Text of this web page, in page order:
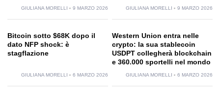
GIULIANA MORELLI 9 MARZO 2026 GIULIANA MORELLI 9 MARZO 2026
Bitcoin sotto $68K dopo il
dato NFP shock: è
stagflazione
GIULIANA MORELLI 6 MARZO 2026
Western Union entra nelle
crypto: la sua stablecoin
USDPT collegherà blockchain
e 360.000 sportelli nel mondo
GIULIANA MORELLI 6 MARZO 2026